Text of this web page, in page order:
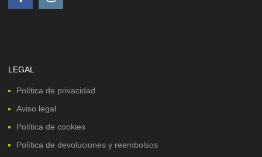
LEGAL
Política de privacidad
Aviso legal
Política de cookies
Política de devoluciones y reembolsos